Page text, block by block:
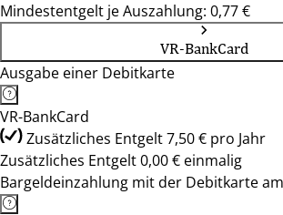
Mindestentgelt je Auszahlung: 0,77 €
VR-BankCard
Ausgabe einer Debitkarte
VR-BankCard
Zusätzliches Entgelt 7,50 € pro Jahr
Zusätzliches Entgelt 0,00 € einmalig
Bargeldeinzahlung mit der Debitkarte